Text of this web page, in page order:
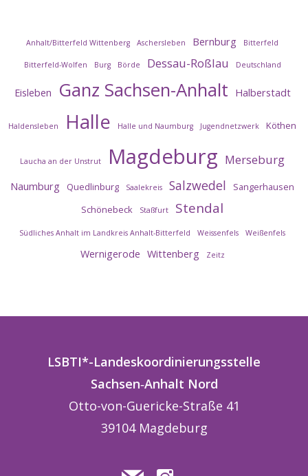
Anhalt/Bitterfeld Wittenberg Aschersleben Bernburg Bitterfeld
Bitterfeld-Wolfen Burg Börde Dessau-Roßlau Deutschland
Eisleben Ganz Sachsen-Anhalt Halberstadt
Haldensleben Halle Halle und Naumburg Jugendnetzwerk Köthen
Laucha an der Unstrut Magdeburg Merseburg
Naumburg Quedlinburg Saalekreis Salzwedel
Sangerhausen
Schönebeck
Staßfurt Stendal
Südliches Anhalt im Landkreis Anhalt-Bitterfeld Weissenfels Weißenfels
Wernigerode Wittenberg Zeitz
LSBTI*-Landeskoordinierungsstelle
Sachsen‑Anhalt Nord
Otto-von-Guericke-Straße 41
39104 Magdeburg